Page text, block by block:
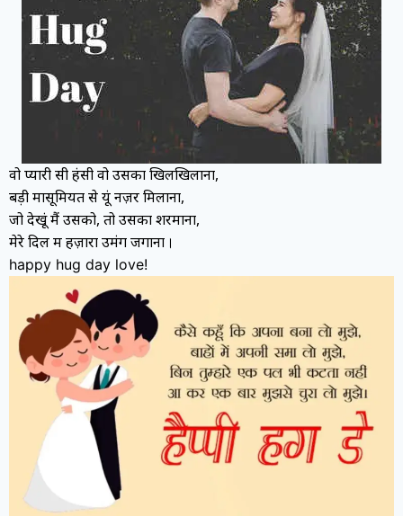
वो प्यारी सी हंसी वो उसका खिलखिलाना,
बड़ी मासूमियत से यूं नज़रें मिलाना,
जो देखूं मैं उसको, तो उसका शरमाना,
मेरे दिल में हज़ारों उमंगें जगाना ।
happy hug day love!